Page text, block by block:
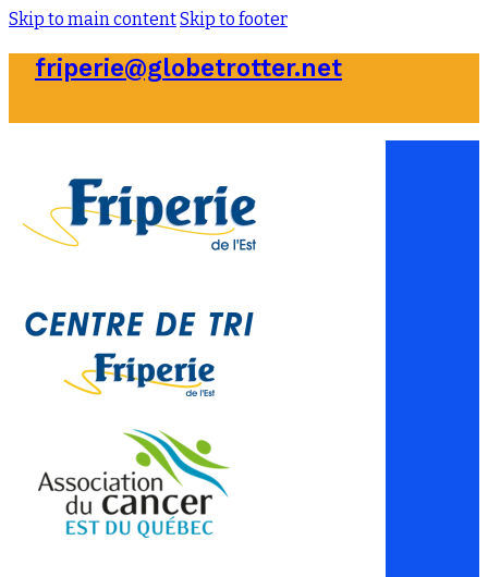
Skip to main contentSkip to footer
friperie@globetrotter.net